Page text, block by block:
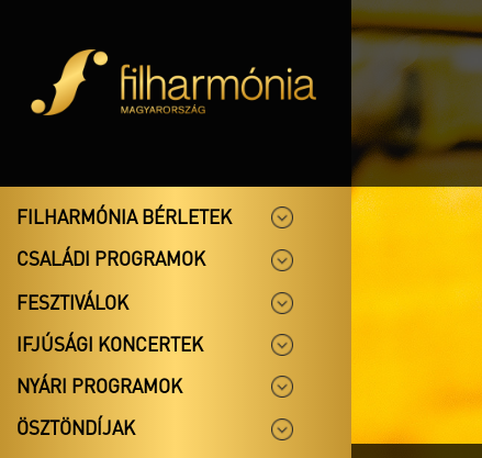
FILHARMÓNIA BÉRLETEK
CSALÁDI PROGRAMOK
FESZTIVÁLOK
IFJÚSÁGI KONCERTEK
NYÁRI PROGRAMOK
ÖSZTÖNDÍJAK